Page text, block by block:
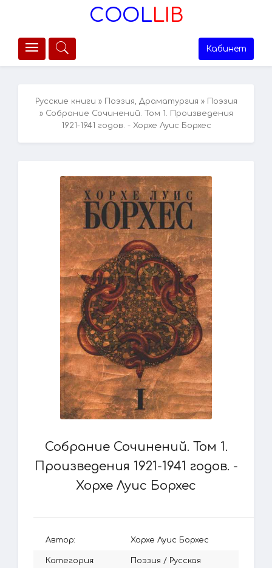
COOLLIB
Кабинет
Русские книги » Поэзия, Драматургия »
Поэзия
» Собрание Сочинений. Том 1. Произведения
1921-1941 годов. - Хорхе Луис Борхес
Собрание Сочинений. Том 1.
Произведения 1921-1941 годов. -
Хорхе Луис Борхес
Автор: Хорхе Луис Борхес
Категория: Поэзия / Русская